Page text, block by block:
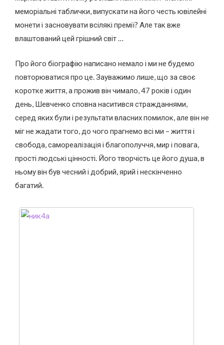
меморіальні таблички, випускати на його честь ювілейні
монети і засновувати всілякі премії? Але так вже
влаштований цей грішний світ …
Про його біографію написано немало і ми не будемо
повторюватися про це. Зауважимо лише, що за своє
коротке життя, а прожив він чимало, 47 років і один
день, Шевченко сповна наситився стражданнями,
серед яких були і результати власних помилок, але він не
міг не жадати того, до чого прагнемо всі ми – життя і
свобода, самореалізація і благополуччя, мир і повага,
прості людські цінності. Його творчість це його душа, в
ньому він був чесний і добрий, ярий і нескінченно
багатий.